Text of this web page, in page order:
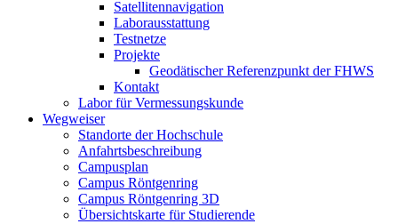
Satellitennavigation
Laborausstattung
Testnetze
Projekte
Geodätischer Referenzpunkt der FHWS
Kontakt
Labor für Vermessungskunde
Wegweiser
Standorte der Hochschule
Anfahrtsbeschreibung
Campusplan
Campus Röntgenring
Campus Röntgenring 3D
Übersichtskarte für Studierende